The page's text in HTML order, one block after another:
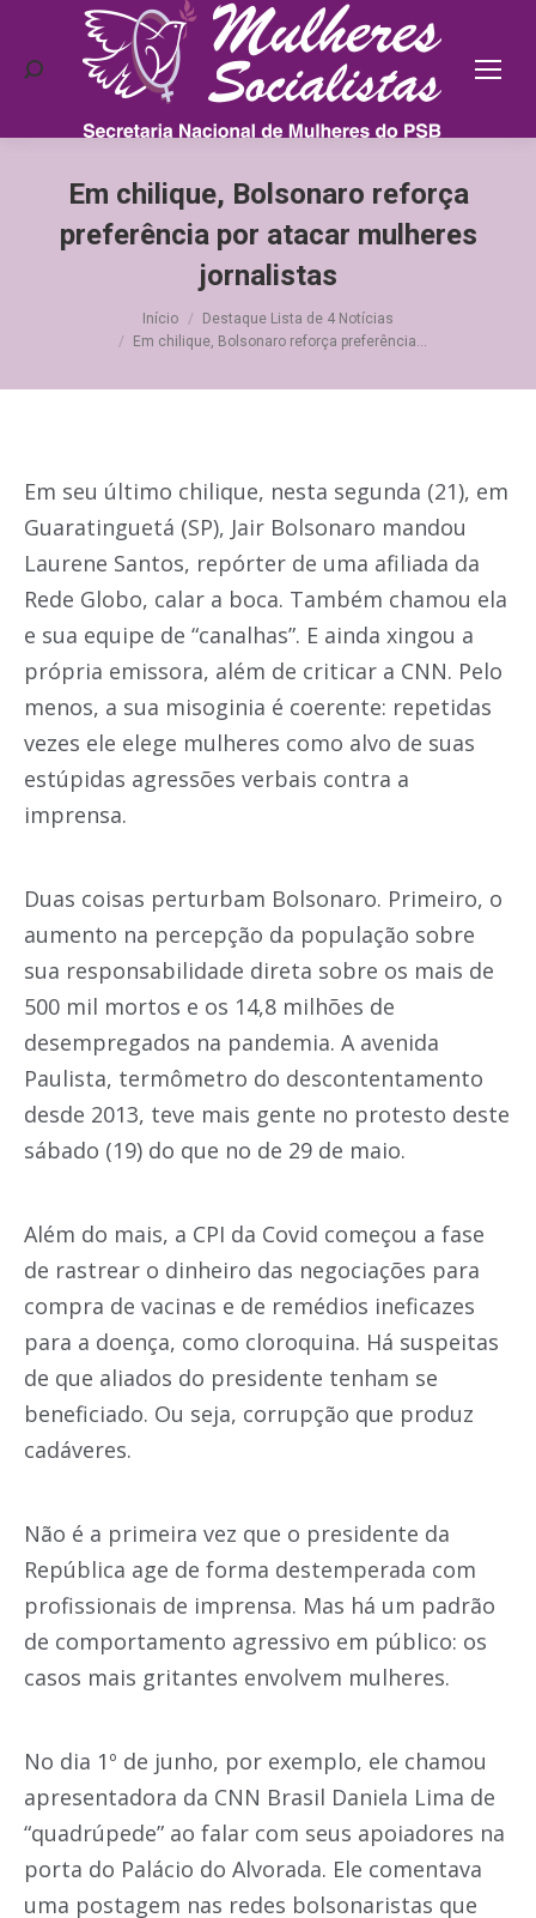
Search:
Em chilique, Bolsonaro reforça
preferência por atacar mulheres
jornalistas
Você está aqui:
Início
Destaque Lista de 4 Notícias
Em chilique, Bolsonaro reforça preferência…
Em seu último chilique, nesta segunda (21), em
Guaratinguetá (SP), Jair Bolsonaro mandou
Laurene Santos, repórter de uma afiliada da
Rede Globo, calar a boca. Também chamou ela
e sua equipe de “canalhas”. E ainda xingou a
própria emissora, além de criticar a CNN. Pelo
menos, a sua misoginia é coerente: repetidas
vezes ele elege mulheres como alvo de suas
estúpidas agressões verbais contra a
imprensa.
Duas coisas perturbam Bolsonaro. Primeiro, o
aumento na percepção da população sobre
sua responsabilidade direta sobre os mais de
500 mil mortos e os 14,8 milhões de
desempregados na pandemia. A avenida
Paulista, termômetro do descontentamento
desde 2013, teve mais gente no protesto deste
sábado (19) do que no de 29 de maio.
Além do mais, a CPI da Covid começou a fase
de rastrear o dinheiro das negociações para
compra de vacinas e de remédios ineficazes
para a doença, como cloroquina. Há suspeitas
de que aliados do presidente tenham se
beneficiado. Ou seja, corrupção que produz
cadáveres.
Não é a primeira vez que o presidente da
República age de forma destemperada com
profissionais de imprensa. Mas há um padrão
de comportamento agressivo em público: os
casos mais gritantes envolvem mulheres.
No dia 1º de junho, por exemplo, ele chamou
apresentadora da CNN Brasil Daniela Lima de
“quadrúpede” ao falar com seus apoiadores na
porta do Palácio do Alvorada. Ele comentava
uma postagem nas redes bolsonaristas que